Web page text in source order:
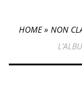
HOME» NON